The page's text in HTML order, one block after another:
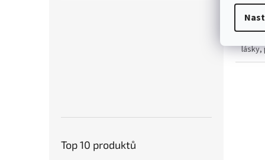
Top 10 produktů
6
lásky,